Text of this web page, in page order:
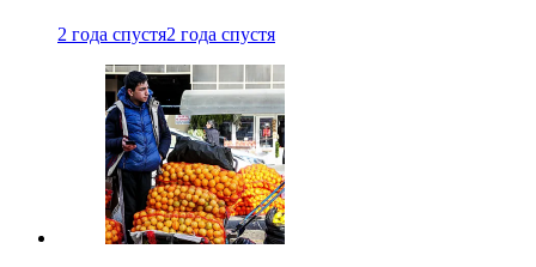
2 года спустя2 года спустя